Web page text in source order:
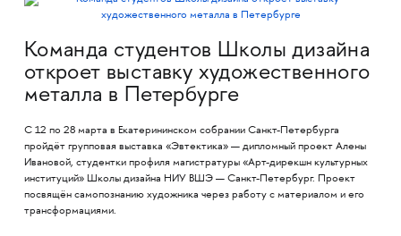
Команда студентов Школы дизайна
откроет выставку художественного
металла в Петербурге
С 12 по 28 марта в Екатерининском собрании Санкт-Петербурга
пройдёт групповая выставка «Эвтектика» — дипломный проект Алены
Ивановой, студентки профиля магистратуры «Арт-дирекшн культурных
институций» Школы дизайна НИУ ВШЭ — Санкт-Петербург. Проект
посвящён самопознанию художника через работу с материалом и его
трансформациями.